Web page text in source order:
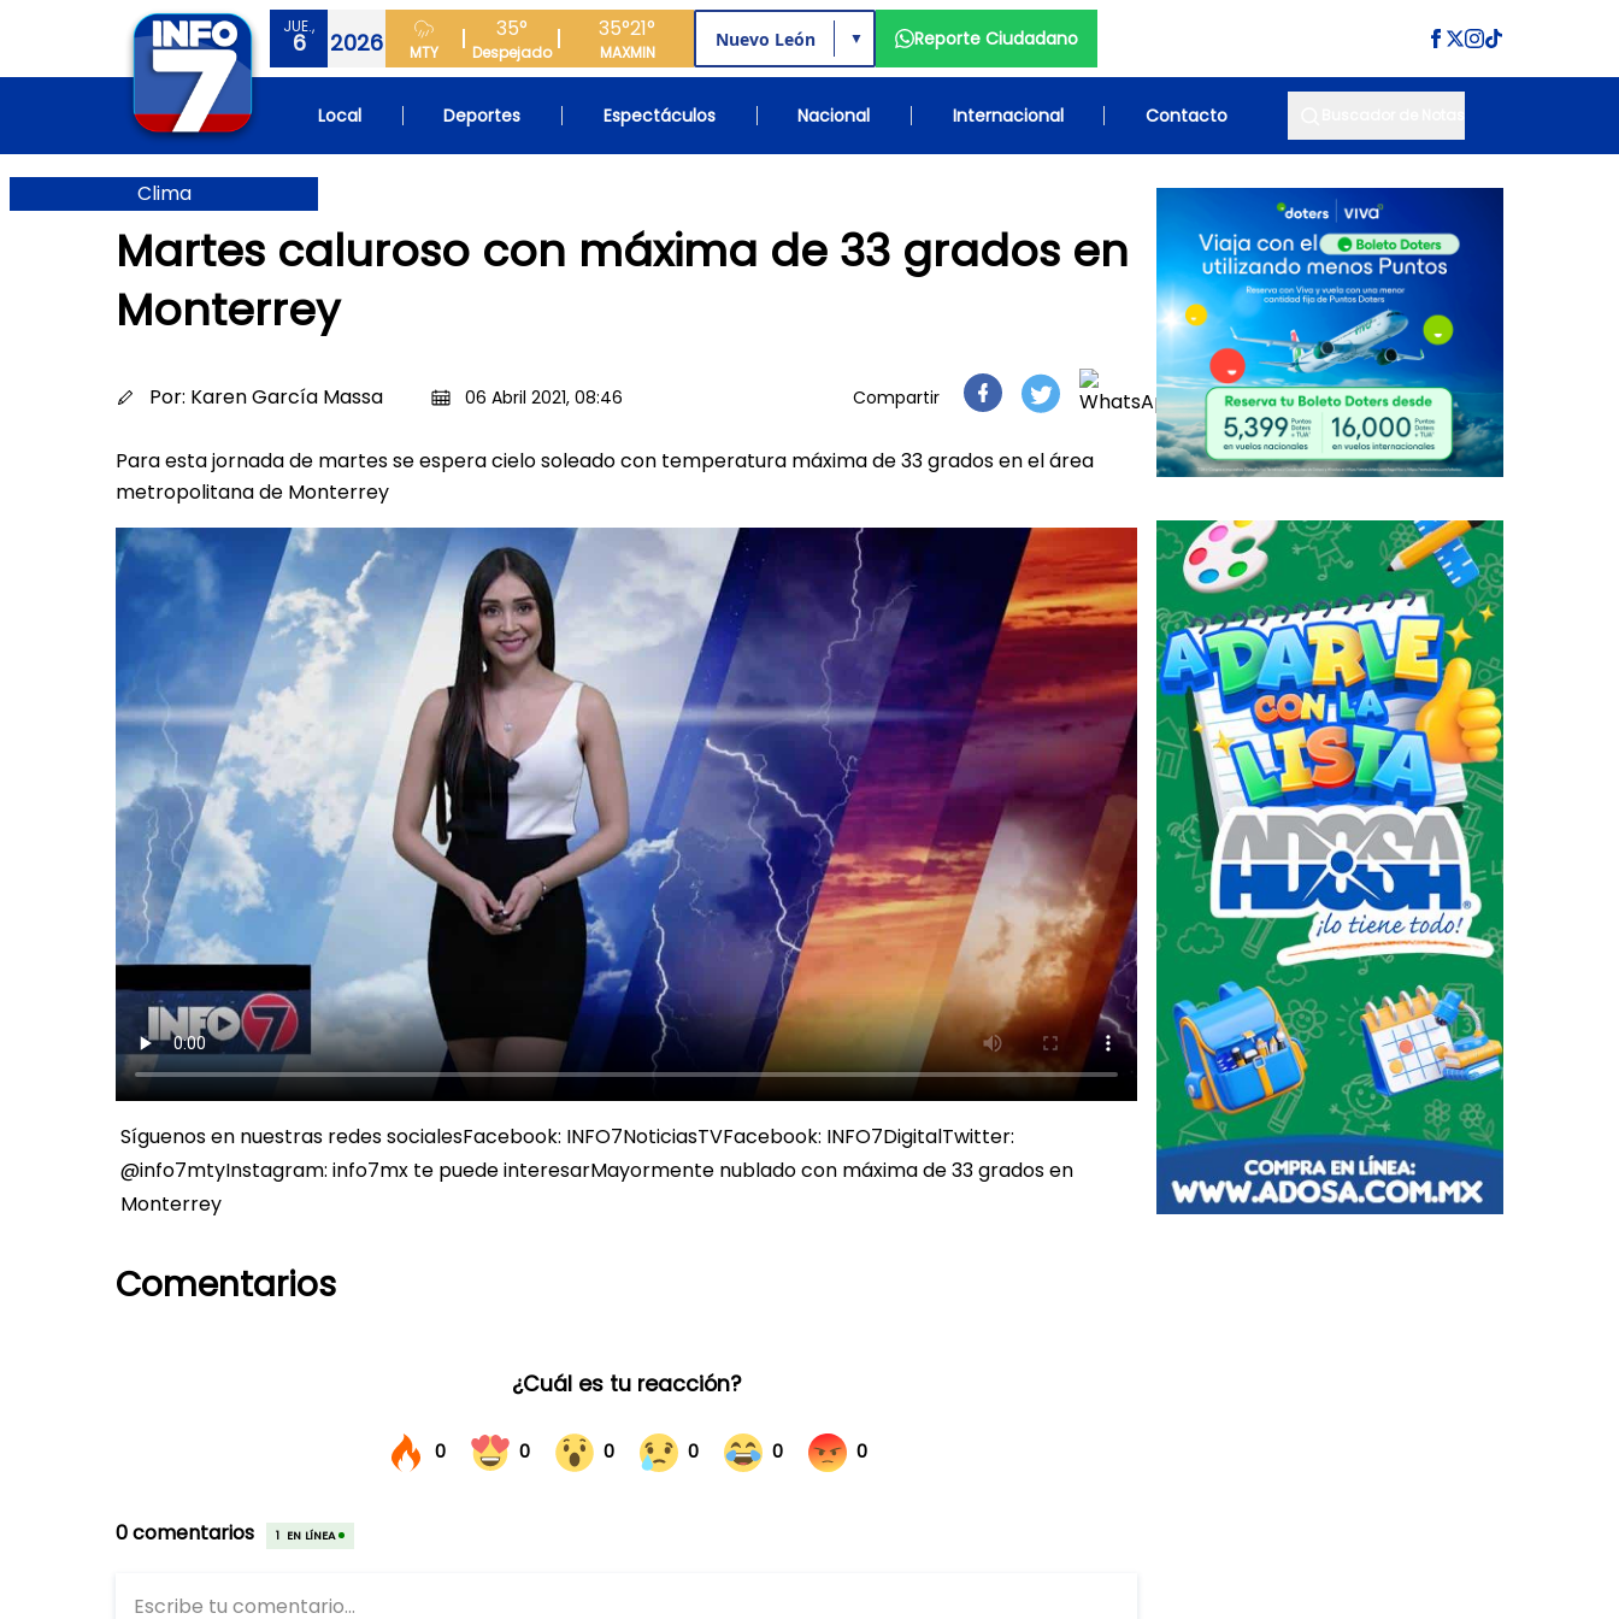
JUE.,
6 2026 MTY
35°
Despejado
35°
MAX
21°
MIN
▼ Reporte Ciudadano
Local Deportes Espectáculos Nacional Internacional Contacto
Clima
Martes caluroso con máxima de 33 grados en
Monterrey
Por: Karen García Massa 06 Abril 2021, 08:46 Compartir
Para esta jornada de martes se espera cielo soleado con temperatura máxima de 33 grados en el área
metropolitana de Monterrey
Síguenos en nuestras redes socialesFacebook: INFO7NoticiasTVFacebook: INFO7DigitalTwitter:
@info7mtyInstagram: info7mx te puede interesarMayormente nublado con máxima de 33 grados en
Monterrey
Comentarios